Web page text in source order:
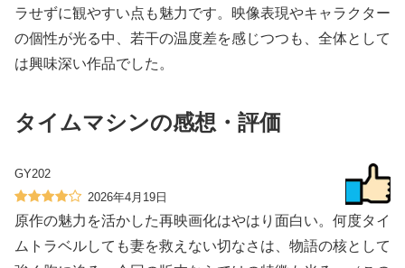
ラせずに観やすい点も魅力です。映像表現やキャラクター
の個性が光る中、若干の温度差を感じつつも、全体として
は興味深い作品でした。
タイムマシンの感想・評価
GY202
2026年4月19日
原作の魅力を活かした再映画化はやはり面白い。何度タイ
ムトラベルしても妻を救えない切なさは、物語の核として